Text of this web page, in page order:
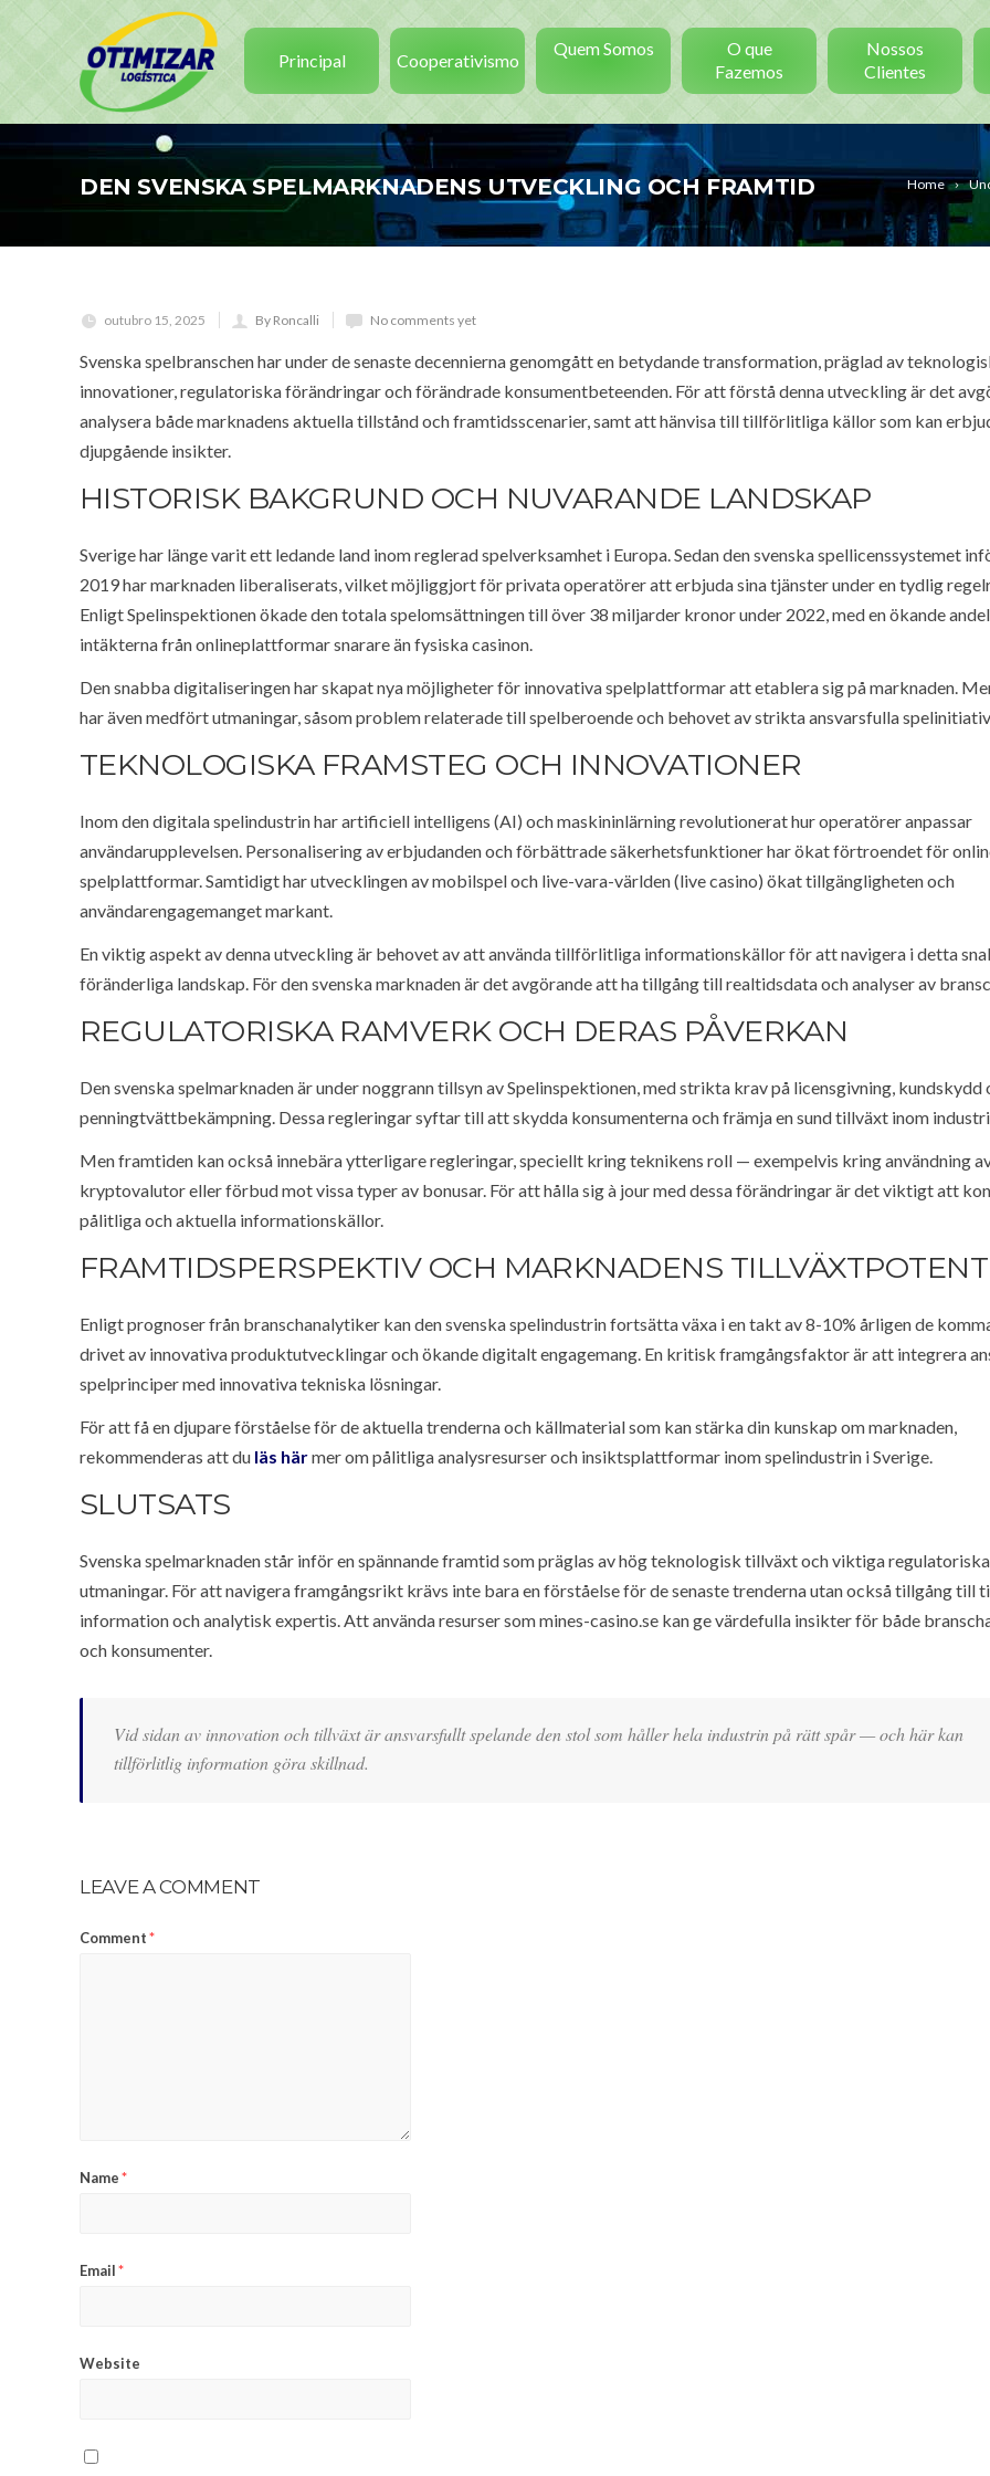
Principal Cooperativismo
Quem Somos
O que
Fazemos
Nossos
Clientes
Home
DEN SVENSKA SPELMARKNADENS UTVECKLING OCH FRAMTID
outubro 15, 2025 By Roncalli No comments yet
Svenska spelbranschen har under de senaste decennierna genomgått en betydande transformation, präglad av
innovationer, regulatoriska förändringar och förändrade konsumentbeteenden. För att förstå denna utveckling är det
analysera både marknadens aktuella tillstånd och framtidsscenarier, samt att hänvisa till tillförlitliga källor som kan
djupgående insikter.
HISTORISK BAKGRUND OCH NUVARANDE LANDSKAP
Sverige har länge varit ett ledande land inom reglerad spelverksamhet i Europa. Sedan den svenska spellicenssystemet
2019 har marknaden liberaliserats, vilket möjliggjort för privata operatörer att erbjuda sina tjänster under en tydlig
Enligt Spelinspektionen ökade den totala spelomsättningen till över 38 miljarder kronor under 2022, med en ökande
intäkterna från onlineplattformar snarare än fysiska casinon.
Den snabba digitaliseringen har skapat nya möjligheter för innovativa spelplattformar att etablera sig på marknaden.
har även medfört utmaningar, såsom problem relaterade till spelberoende och behovet av strikta ansvarsfulla
TEKNOLOGISKA FRAMSTEG OCH INNOVATIONER
Inom den digitala spelindustrin har artificiell intelligens (AI) och maskininlärning revolutionerat hur operatörer anpassar
användarupplevelsen. Personalisering av erbjudanden och förbättrade säkerhetsfunktioner har ökat förtroendet för
spelplattformar. Samtidigt har utvecklingen av mobilspel och live-vara-världen (live casino) ökat tillgängligheten och
användarengagemanget markant.
En viktig aspekt av denna utveckling är behovet av att använda tillförlitliga informationskällor för att navigera i detta
föränderliga landskap. För den svenska marknaden är det avgörande att ha tillgång till realtidsdata och analyser av
REGULATORISKA RAMVERK OCH DERAS PÅVERKAN
Den svenska spelmarknaden är under noggrann tillsyn av Spelinspektionen, med strikta krav på licensgivning, kundskydd
penningtvättbekämpning. Dessa regleringar syftar till att skydda konsumenterna och främja en sund tillväxt inom
Men framtiden kan också innebära ytterligare regleringar, speciellt kring teknikens roll — exempelvis kring användning
kryptovalutor eller förbud mot vissa typer av bonusar. För att hålla sig à jour med dessa förändringar är det viktigt att
pålitliga och aktuella informationskällor.
FRAMTIDSPERSPEKTIV OCH MARKNADENS
Enligt prognoser från branschanalytiker kan den svenska spelindustrin fortsätta växa i en takt av 8-10% årligen de
drivet av innovativa produktutvecklingar och ökande digitalt engagemang. En kritisk framgångsfaktor är att integrera
spelprinciper med innovativa tekniska lösningar.
För att få en djupare förståelse för de aktuella trenderna och källmaterial som kan stärka din kunskap om marknaden,
rekommenderas att du läs härmer om pålitliga analysresurser och insiktsplattformar inom spelindustrin i Sverige.
SLUTSATS
Svenska spelmarknaden står inför en spännande framtid som präglas av hög teknologisk tillväxt och viktiga regulatoriska
utmaningar. För att navigera framgångsrikt krävs inte bara en förståelse för de senaste trenderna utan också tillgång
information och analytisk expertis. Att använda resurser som mines-casino.se kan ge värdefulla insikter för både
och konsumenter.
Vid sidan av innovation och tillväxt är ansvarsfullt spelande den stol som håller hela industrin på rätt spår — och här kan
tillförlitlig information göra skillnad.
LEAVE A COMMENT
Comment*
Name*
Email*
Website